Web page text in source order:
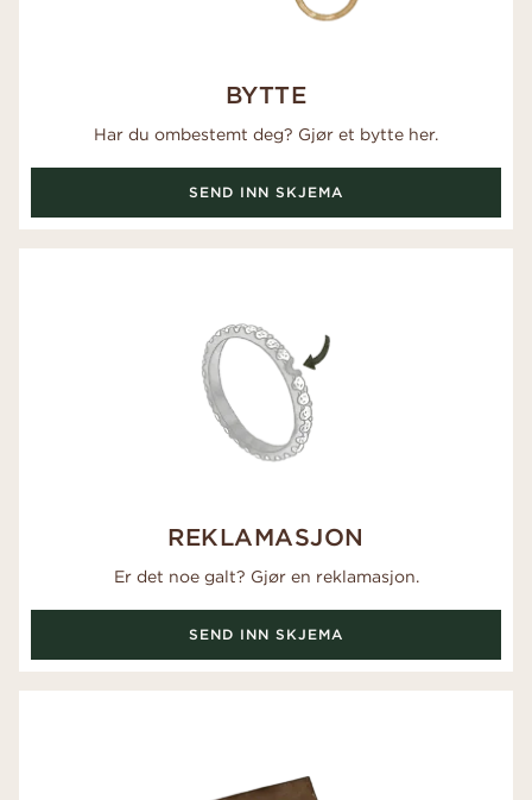
BYTTE
Har du ombestemt deg? Gjør et bytte her.
SEND INN SKJEMA
REKLAMASJON
Er det noe galt? Gjør en reklamasjon.
SEND INN SKJEMA